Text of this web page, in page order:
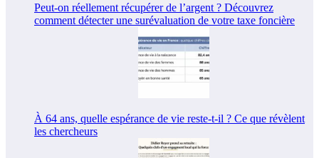
Peut-on réellement récupérer de l’argent ? Découvrez
comment détecter une surévaluation de votre taxe foncière
À 64 ans, quelle espérance de vie reste-t-il ? Ce que révèlent
les chercheurs